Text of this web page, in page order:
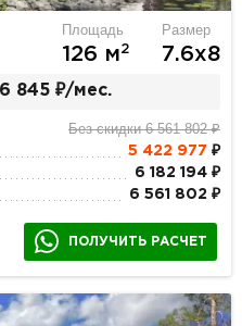
Площадь
126 м2
Размер
7.6х8
845 ₽/мес.
Без скидки 6 561 802 ₽
5 422 977 ₽
6 182 194 ₽
6 561 802 ₽
ПОЛУЧИТЬ РАСЧЕТ